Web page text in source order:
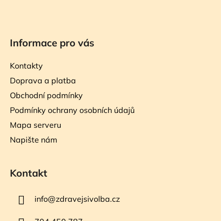
Informace pro vás
Kontakty
Doprava a platba
Obchodní podmínky
Podmínky ochrany osobních údajů
Mapa serveru
Napište nám
Kontakt
info@zdravejsivolba.cz